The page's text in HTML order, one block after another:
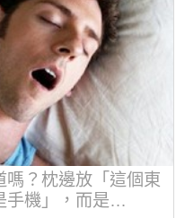
嗎？枕邊放「這個東
手機」，而是…